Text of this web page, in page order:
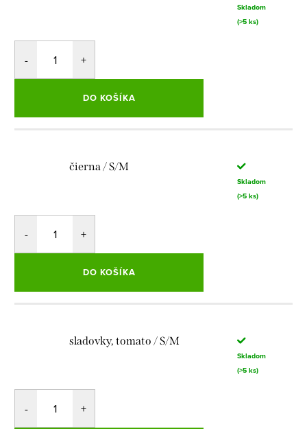
Skladom
(>5 ks)
DO KOŠÍKA
čierna / S/M
Skladom
(>5 ks)
DO KOŠÍKA
sladovky, tomato / S/M
Skladom
(>5 ks)